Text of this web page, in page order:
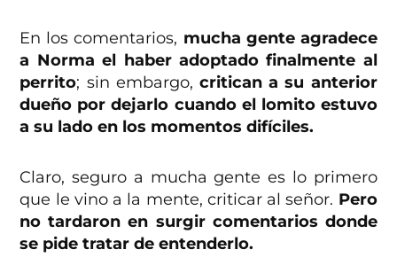
En los comentarios, mucha gente agradece
a Norma el haber adoptado finalmente al
perrito; sin embargo, critican a su anterior
dueño por dejarlo cuando el lomito estuvo
a su lado en los momentos difíciles.
Claro, seguro a mucha gente es lo primero
que le vino a la mente, criticar al señor. Pero
no tardaron en surgir comentarios donde
se pide tratar de entenderlo.